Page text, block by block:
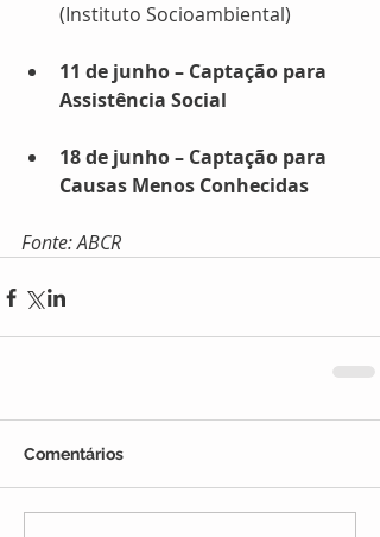
(Instituto Socioambiental)
11 de junho – Captação para
Assistência Social
18 de junho – Captação para
Causas Menos Conhecidas
Fonte: ABCR
Comentários